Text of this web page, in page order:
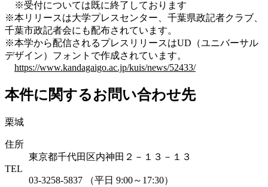
※受付については既に終了しております
※本リリースは大学プレスセンター、千葉県政記者クラブ、
千葉市政記者会にも配布されています。
※本学から配信されるプレスリリースはUD（ユニバーサル
デザイン）フォントで作成されています。
https://www.kandagaigo.ac.jp/kuis/news/52433/
本件に関するお問い合わせ先
栗城
住所
東京都千代田区内神田２－１３－１３
TEL
03-3258-5837 （平日 9:00～17:30）